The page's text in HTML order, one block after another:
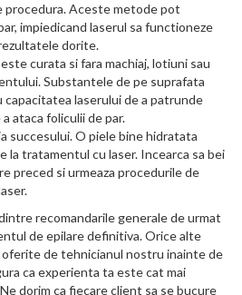
procedura. Aceste metode pot
impiedicand laserul sa functioneze
dorite.
curata si fara machiaj, lotiuni sau
Substantele de pe suprafata
laserului de a patrunde
ataca foliculii de par.
succesului. O piele bine hidratata
la tratamentul cu laser. Incearca sa bei
preced si urmeaza procedurile de
recomandarile generale de urmat
de epilare definitiva. Orice alte
de tehnicianul nostru inainte de
ca experienta ta este cat mai
dorim ca fiecare client sa se bucure